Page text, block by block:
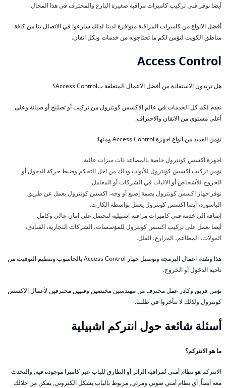
أيضا نوفر فني تركيب كاميرات مراقبة صغيرة البارع والمحترف في هذا المجال.
أفضل الانواع من كاميرات المراقبة متوافرة لدينا لذلك سارعوا في الاتصال بنا من كافة
مناطق الكويت لنؤمن لكم ما تحتاجونه من خدمات وبكل اتقان.
Access Control
هل تريدون الاستفادة من أفضل الاعمال المتعلقة بAccess Control؟
نقدم لكم كل الخدمات في عالم الاكسس كونترول من تركيب أو تصليح أو صيانة وعلى
أعلى مستوى من الاتقان والاحتراف.
نؤمن العديد من انواع اجهزة Access Control ومنها:
اجهزة اكسس كونترول خاصة بالمصاعد ذات ميزات عالية.
نؤمن تركيب اكسس كونترول للأبواب وذلك من اجل التحكم وضبط حركة الدخول أو
الخروج للأشخاص أو الاليات في الشركات أو المعامل.
نوفر جهاز اكسس كونترول بصمة إصبع أو وجه، اكسس كونترول يعمل عن طريق
الباسورد، أيضا اكسس كونترول يعمل بواسطة الكارت.
إضافة الى خدمة فني كاميرات مراقبة اشبيلية لتحصل على امان عالي وكامل
أيضا نعمل على تركيب اكسس كونترول للمؤسسات، الشركات التجارية، الفنادق،
المولات، المطاعم، المزارع، الفلل.
هذا ونقدم اعمال البرمجة وتوصيل جهاز Access Control بالحاسوب وتنظيم التوقيت من
ناحية الدخول أو الخروج.
نؤمن فريق وكادر عمل محترف من مهندسين مختصين وفنيين محترفين لأعمال الاكسس
كونترول ولذلك لا تتأخروا في طلبنا.
أسئلة شائعة حول انتركم اشبيلية
ما هو الانتركم؟
الانتركم هو نظام أمني لمراقبة الزائر أو الطارق للباب عبر كاميرا موجوده فيه, والتحدث
معه أيضاً, أي نظام أمني صوتي ومرئي, مربوط بالباب بشكل الكتروني, يمكن من خلالك